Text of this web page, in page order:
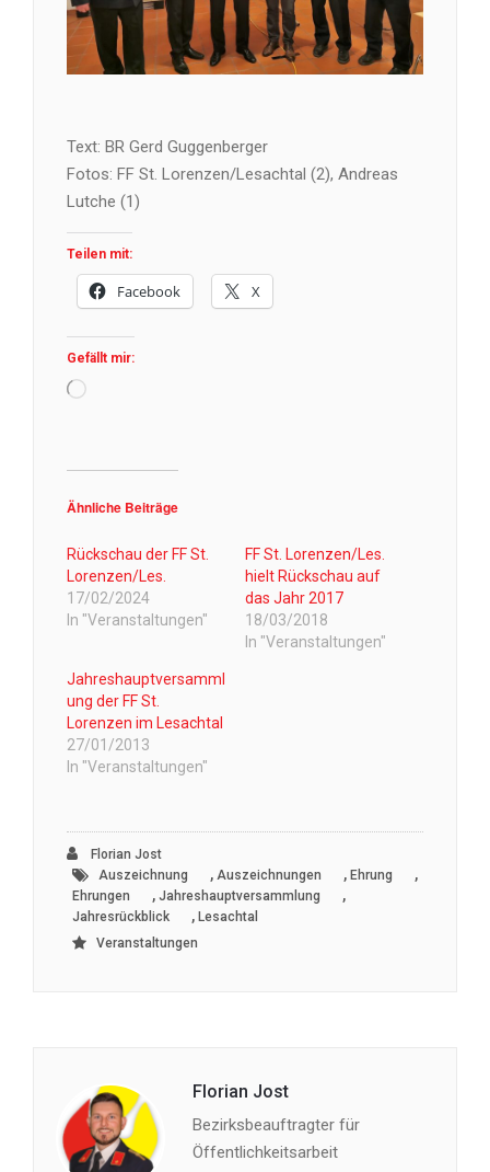
Text: BR Gerd Guggenberger
Fotos: FF St. Lorenzen/Lesachtal (2), Andreas
Lutche (1)
Teilen mit:
Facebook X
Gefällt mir:
Wird
Ähnliche Beiträge
Rückschau der FF St.
Lorenzen/Les.
17/02/2024
In "Veranstaltungen"
FF St. Lorenzen/Les.
hielt Rückschau auf
das Jahr 2017
18/03/2018
In "Veranstaltungen"
Jahreshauptversamml
ung der FF St.
Lorenzen im Lesachtal
27/01/2013
In "Veranstaltungen"
Florian Jost
Auszeichnung
, Auszeichnungen , Ehrung ,
Ehrungen , Jahreshauptversammlung ,
Jahresrückblick , Lesachtal
Veranstaltungen
Florian Jost
Bezirksbeauftragter für
Öffentlichkeitsarbeit